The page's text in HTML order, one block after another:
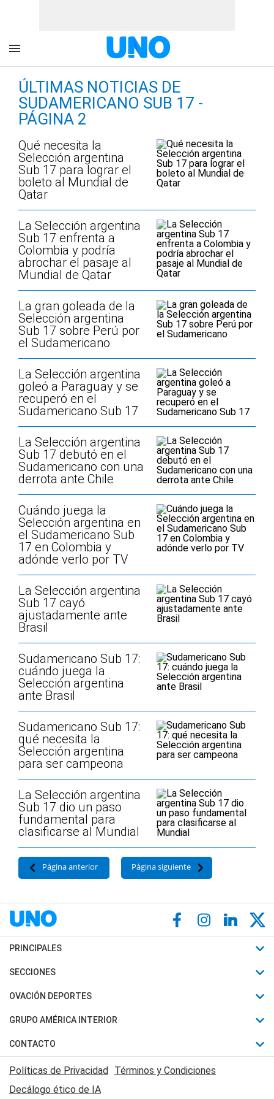
ÚLTIMAS NOTICIAS DE
SUDAMERICANO SUB 17 -
PÁGINA 2
Qué necesita la
Selección argentina
Sub 17 para lograr el
boleto al Mundial de
Qatar
La Selección argentina
Sub 17 enfrenta a
Colombia y podría
abrochar el pasaje al
Mundial de Qatar
La gran goleada de la
Selección argentina
Sub 17 sobre Perú por
el Sudamericano
La Selección argentina
goleó a Paraguay y se
recuperó en el
Sudamericano Sub 17
La Selección argentina
Sub 17 debutó en el
Sudamericano con una
derrota ante Chile
Cuándo juega la
Selección argentina en
el Sudamericano Sub
17 en Colombia y
adónde verlo por TV
La Selección argentina
Sub 17 cayó
ajustadamente ante
Brasil
Sudamericano Sub 17:
cuándo juega la
Selección argentina
ante Brasil
Sudamericano Sub 17:
qué necesita la
Selección argentina
para ser campeona
La Selección argentina
Sub 17 dio un paso
fundamental para
clasificarse al Mundial
Página anterior Página siguiente
PRINCIPALES
Últimas Noticias
Política
Judiciales
Economia
SECCIONES
Horóscopo
Motores
Trucos caseros
Series y Películas
Edictos y Solicitadas
OVACIÓN DEPORTES
Fútbol
Mundial
Automovilismo
Rugby
GRUPO AMÉRICA INTERIOR
Canal 7 en Vivo
CONTACTO
Acerca de Nosotros
Contactanos
Políticas de Privacidad Términos y Condiciones
Decálogo ético de IA